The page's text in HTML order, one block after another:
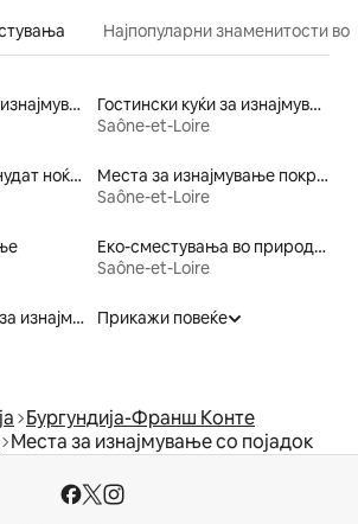
Најпопуларни знаменитости во
Кондоминиуми за изнајмување
Гостински куќи за изнајмување
Saône-et-Loire
Сместувања што нудат ноќевање со појадок
Места за изнајмување покрај вода
Saône-et-Loire
Еко-сместувања во природа за изнајмување
Saône-et-Loire
Минијатурни куќи за изнајмување
Прикажи повеќе
Бургундија-Франш Конте
Места за изнајмување со појадок